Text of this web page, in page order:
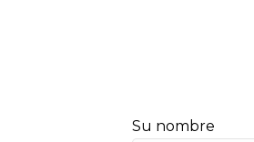
Su nombre